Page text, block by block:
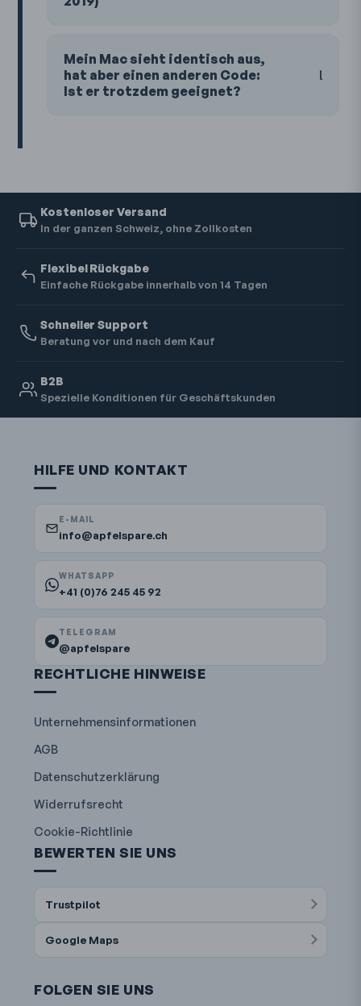
Mein Mac sieht identisch aus,
hat aber einen anderen Code:
Ist er trotzdem geeignet?
Kostenloser Versand
In der ganzen Schweiz, ohne Zollkosten
Flexibel Rückgabe
Einfache Rückgabe innerhalb von 14 Tagen
Schneller Support
Beratung vor und nach dem Kauf
B2B
Spezielle Konditionen für Geschäftskunden
HILFE UND KONTAKT
E-MAIL
info@apfelspare.ch
WHATSAPP
+41 (0)76 245 45 92
TELEGRAM
@apfelspare
RECHTLICHE HINWEISE
Unternehmensinformationen
AGB
Datenschutzerklärung
Widerrufsrecht
Cookie-Richtlinie
BEWERTEN SIE UNS
Trustpilot
Google Maps
FOLGEN SIE UNS